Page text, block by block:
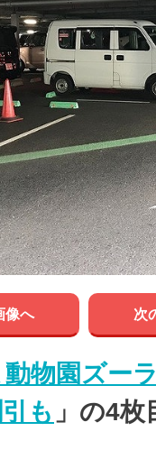
像へ 次
物園ズー
も 」の4